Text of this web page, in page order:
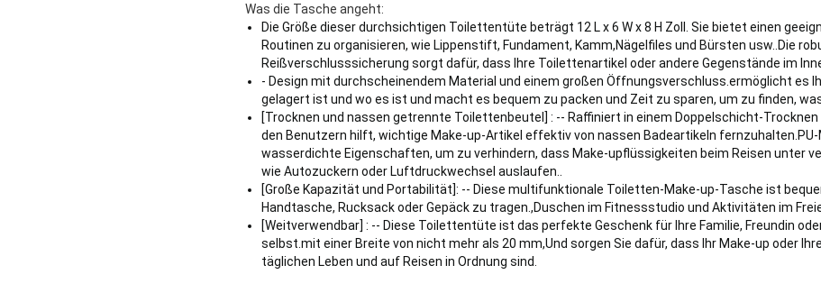
Was die Tasche angeht:
Die Größe dieser durchsichtigen Toilettentüte beträgt 12 L x 6 W x 8 H Zoll. Sie bietet einen
Routinen zu organisieren, wie Lippenstift, Fundament, Kamm,Nägelfiles und Bürsten usw..Die
Reißverschlusssicherung sorgt dafür, dass Ihre Toilettenartikel oder andere Gegenstände im
- Design mit durchscheinendem Material und einem großen Öffnungsverschluss.ermöglicht es
gelagert ist und wo es ist und macht es bequem zu packen und Zeit zu sparen, um zu finden,
[Trocknen und nassen getrennte Toilettenbeutel] : -- Raffiniert in einem Doppelschicht-Trocknen
den Benutzern hilft, wichtige Make-up-Artikel effektiv von nassen Badeartikeln
wasserdichte Eigenschaften, um zu verhindern, dass Make-upflüssigkeiten beim Reisen unter
wie Autozuckern oder Luftdruckwechsel auslaufen..
[Große Kapazität und Portabilität]: -- Diese multifunktionale Toiletten-Make-up-Tasche ist
Handtasche, Rucksack oder Gepäck zu tragen.,Duschen im Fitnessstudio und Aktivitäten im
[Weitverwendbar] : -- Diese Toilettentüte ist das perfekte Geschenk für Ihre Familie, Freundin
selbst.mit einer Breite von nicht mehr als 20 mm,Und sorgen Sie dafür, dass Ihr Make-up oder
täglichen Leben und auf Reisen in Ordnung sind.